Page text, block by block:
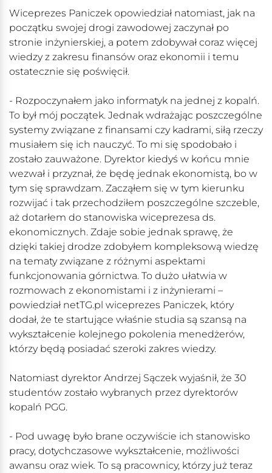
Wiceprezes Paniczek opowiedział natomiast, jak na
początku swojej drogi zawodowej zaczynał po
stronie inżynierskiej, a potem zdobywał coraz więcej
wiedzy z zakresu finansów oraz ekonomii i temu
ostatecznie się poświęcił.
- Rozpoczynałem jako informatyk na jednej z kopalń.
To był mój początek. Jednak wdrażając poszczególne
systemy związane z finansami czy kadrami, siłą rzeczy
musiałem się ich nauczyć. To mi się spodobało i
zostało zauważone. Dyrektor kiedyś w końcu mnie
wezwał i przyznał, że będę jednak ekonomistą, bo w
tym się sprawdzam. Zacząłem się w tym kierunku
rozwijać i tak przechodziłem poszczególne szczeble,
aż dotarłem do stanowiska wiceprezesa ds.
ekonomicznych. Zdaje sobie jednak sprawę, że
dzięki takiej drodze zdobyłem kompleksową wiedzę
na tematy związane z różnymi aspektami
funkcjonowania górnictwa. To dużo ułatwia w
rozmowach z ekonomistami i z inżynierami –
powiedział netTG.pl wiceprezes Paniczek, który
dodał, że te startujące właśnie studia są szansą na
wykształcenie kolejnego pokolenia menedżerów,
którzy będą posiadać szeroki zakres wiedzy.
Natomiast dyrektor Andrzej Sączek wyjaśnił, że 30
studentów zostało wybranych przez dyrektorów
kopalń PGG.
- Pod uwagę było brane oczywiście ich stanowisko
pracy, dotychczasowe wykształcenie, możliwości
awansu oraz wiek. To są pracownicy, którzy już teraz